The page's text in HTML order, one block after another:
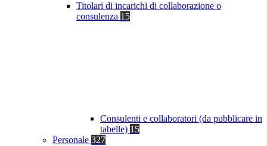
Titolari di incarichi di collaborazione o
consulenza 15
Consulenti e collaboratori (da pubblicare in
tabelle) 15
Personale 327